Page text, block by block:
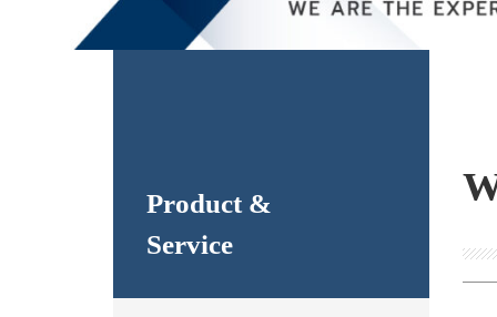
Product &
Service